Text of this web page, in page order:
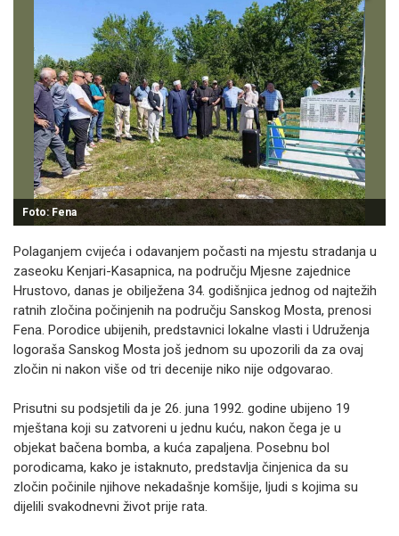
Foto: Fena
Polaganjem cvijeća i odavanjem počasti na mjestu stradanja u
zaseoku Kenjari-Kasapnica, na području Mjesne zajednice
Hrustovo, danas je obilježena 34. godišnjica jednog od najtežih
ratnih zločina počinjenih na području Sanskog Mosta, prenosi
Fena. Porodice ubijenih, predstavnici lokalne vlasti i Udruženja
logoraša Sanskog Mosta još jednom su upozorili da za ovaj
zločin ni nakon više od tri decenije niko nije odgovarao.
Prisutni su podsjetili da je 26. juna 1992. godine ubijeno 19
mještana koji su zatvoreni u jednu kuću, nakon čega je u
objekat bačena bomba, a kuća zapaljena. Posebnu bol
porodicama, kako je istaknuto, predstavlja činjenica da su
zločin počinile njihove nekadašnje komšije, ljudi s kojima su
dijelili svakodnevni život prije rata.